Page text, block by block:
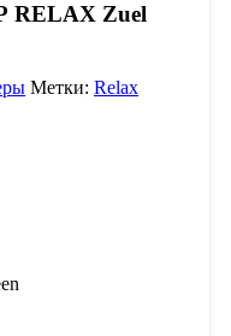
Zuel
Метки: Relax